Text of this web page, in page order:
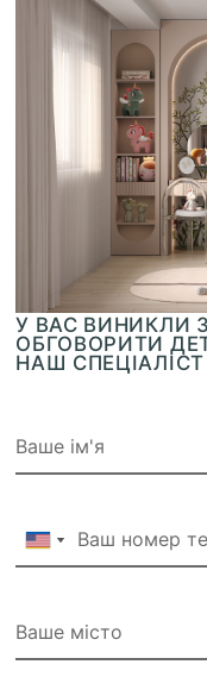
У ВАС ВИНИКЛИ
ОБГОВОРИТИ
НАШ